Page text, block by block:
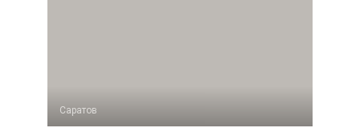
Саратов